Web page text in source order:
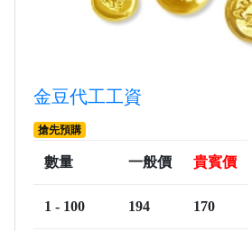
金豆代工工資
搶先預購
數量 一般價 貴賓價
1 - 100 194 170